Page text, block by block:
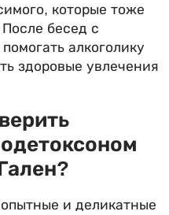
которые тоже
бесед с
алкоголику
здоровые увлечения
и деликатные